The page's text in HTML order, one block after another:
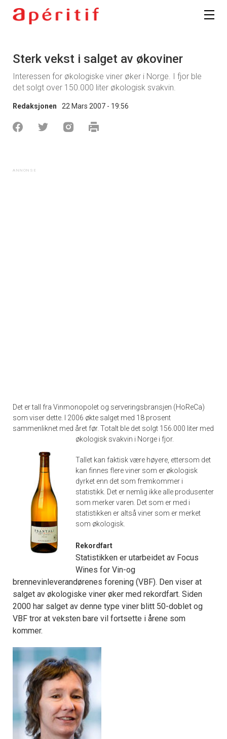
Sterk vekst i salget av økoviner
Interessen for økologiske viner øker i Norge. I fjor ble
det solgt over 150.000 liter økologisk svakvin.
Redaksjonen 22 Mars 2007 - 19:56
Det er tall fra Vinmonopolet og serveringsbransjen (HoReCa)
som viser dette. I 2006 økte salget med 18 prosent
sammenliknet med året før. Totalt ble det solgt 156.000 liter med
økologisk svakvin i Norge i fjor.
Tallet kan faktisk være høyere, ettersom det
kan finnes flere viner som er økologisk
dyrket enn det som fremkommer i
statistikk. Det er nemlig ikke alle produsenter
som merker varen. Det som er med i
statistikken er altså viner som er merket
som økologisk.
Rekordfart
Statistikken er utarbeidet av Focus
Wines for Vin-og
brennevinleverandørenes forening (VBF). Den viser at
salget av økologiske viner øker med rekordfart. Siden
2000 har salget av denne type viner blitt 50-doblet og
VBF tror at veksten bare vil fortsette i årene som
kommer.